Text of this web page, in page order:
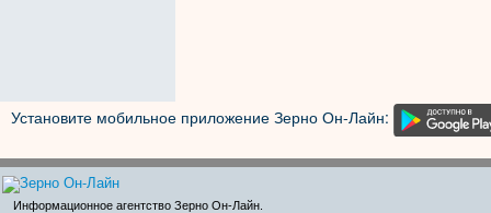
Установите мобильное приложение Зерно Он-Лайн:
Информационное агентство Зерно Он-Лайн